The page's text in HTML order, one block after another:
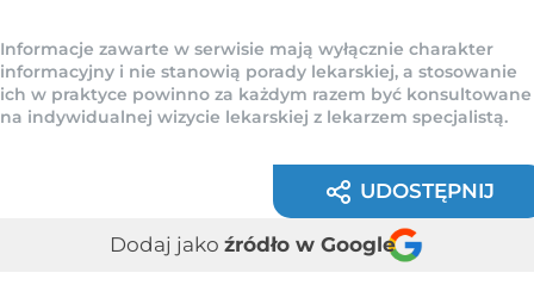
Informacje zawarte w serwisie mają wyłącznie charakter
informacyjny i nie stanowią porady lekarskiej, a stosowanie
ich w praktyce powinno za każdym razem być konsultowane
na indywidualnej wizycie lekarskiej z lekarzem specjalistą.
UDOSTĘPNIJ
Dodaj jako źródło w Google